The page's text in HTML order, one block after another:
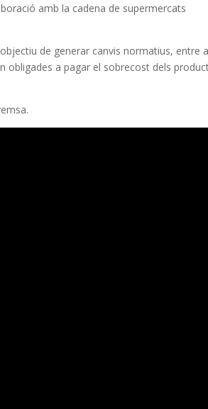
amb la cadena de supermercats
de generar canvis normatius, entre
obligades a pagar el sobrecost dels